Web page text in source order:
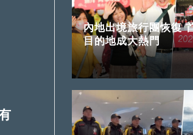
內地出境旅行團恢復
目的地成大熱門